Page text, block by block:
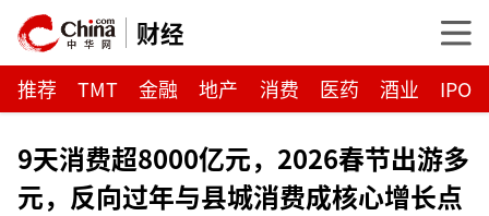
财经
推荐 TMT 金融 地产 消费 医药 酒业 IPO
9天消费超8000亿元，2026春节出游多
元，反向过年与县城消费成核心增长点